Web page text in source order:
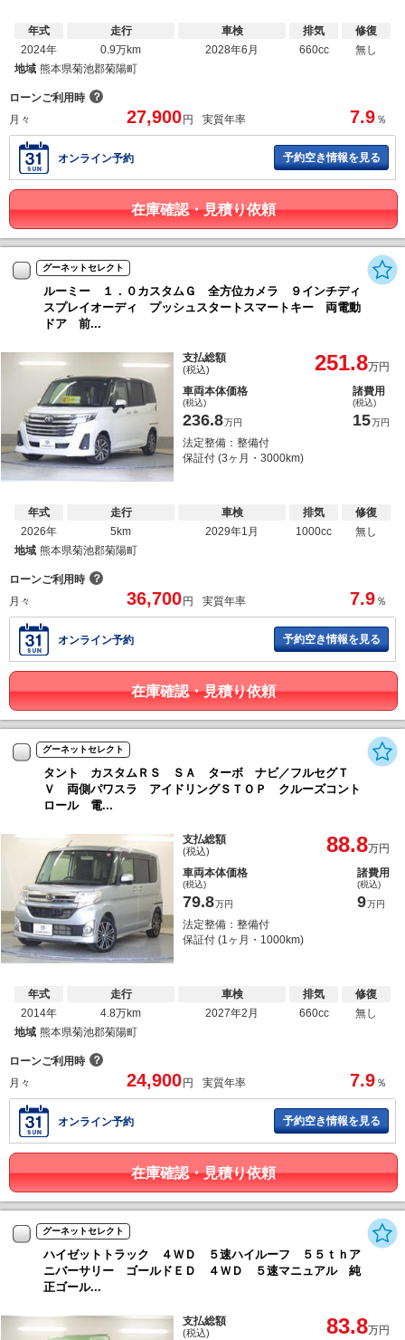
年式
2024年
走行
0.9万km
車検
2028年6月
排気
660cc
修復
無し
地域 熊本県菊池郡菊陽町
ローンご利用時 ？
月々
27,900円 実質年率 7.9 ％
オンライン予約 予約空き情報を見る
在庫確認・見積り依頼
グーネットセレクト
ルーミー １．０カスタムＧ 全方位カメラ ９インチディ
スプレイオーディ プッシュスタートスマートキー 両電動
ドア 前...
支払総額
(税込) 251.8万円
車両本体価格
(税込)
236.8万円
諸費用
(税込)
15万円
法定整備：整備付
保証付 (3ヶ月・3000km)
年式
2026年
走行
5km
車検
2029年1月
排気
1000cc
修復
無し
地域 熊本県菊池郡菊陽町
ローンご利用時 ？
月々
36,700円 実質年率 7.9 ％
オンライン予約 予約空き情報を見る
在庫確認・見積り依頼
グーネットセレクト
タント カスタムＲＳ ＳＡ ターボ ナビ／フルセグＴ
Ｖ 両側パワスラ アイドリングＳＴＯＰ クルーズコント
ロール 電...
支払総額
(税込) 88.8万円
車両本体価格
(税込)
79.8万円
諸費用
(税込)
9万円
法定整備：整備付
保証付 (1ヶ月・1000km)
年式
2014年
走行
4.8万km
車検
2027年2月
排気
660cc
修復
無し
地域 熊本県菊池郡菊陽町
ローンご利用時 ？
月々
24,900円 実質年率 7.9 ％
オンライン予約 予約空き情報を見る
在庫確認・見積り依頼
グーネットセレクト
ハイゼットトラック ４ＷＤ ５速ハイルーフ ５５ｔｈア
ニバーサリー ゴールドＥＤ ４ＷＤ ５速マニュアル 純
正ゴール...
支払総額
(税込) 83.8万円